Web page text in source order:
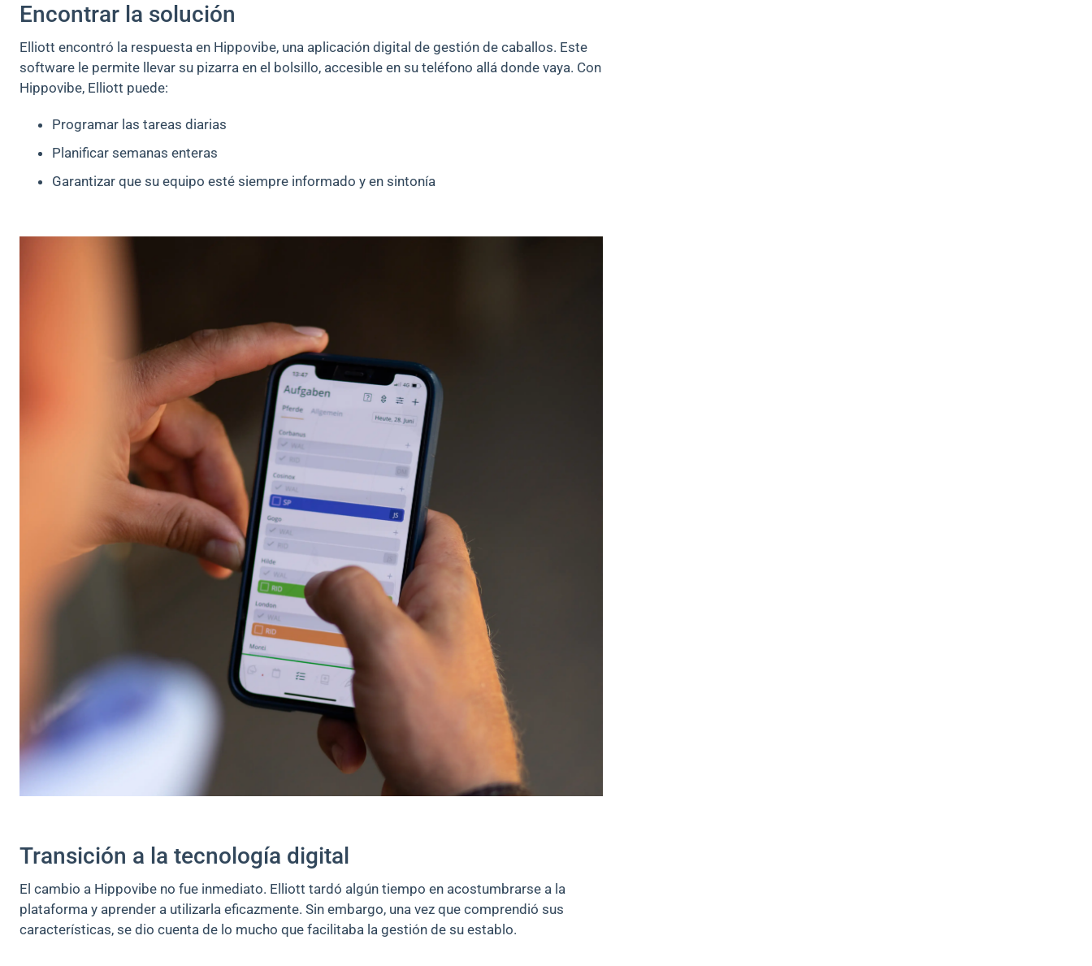
Encontrar la solución
Elliott encontró la respuesta en Hippovibe, una aplicación digital de gestión de caballos. Este
software le permite llevar su pizarra en el bolsillo, accesible en su teléfono allá donde vaya. Con
Hippovibe, Elliott puede:
Programar las tareas diarias
Planificar semanas enteras
Garantizar que su equipo esté siempre informado y en sintonía
Transición a la tecnología digital
El cambio a Hippovibe no fue inmediato. Elliott tardó algún tiempo en acostumbrarse a la
plataforma y aprender a utilizarla eficazmente. Sin embargo, una vez que comprendió sus
características, se dio cuenta de lo mucho que facilitaba la gestión de su establo.